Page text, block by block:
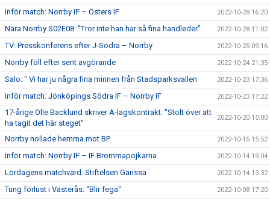
Inför match: Norrby IF – Östers IF 2022-10-28 16:20
Nära Norrby S02E08: "Tror inte han har så fina handleder" 2022-10-28 11:02
TV: Presskonferens efter J-Södra – Norrby 2022-10-25 09:16
Norrby föll efter sent avgörande 2022-10-24 21:35
Salo: " Vi har ju några fina minnen från Stadsparksvallen 2022-10-23 17:36
Inför match: Jönköpings Södra IF – Norrby IF 2022-10-23 17:22
17-årige Olle Backlund skriver A-lagskontrakt: "Stolt över att
ha tagit det här steget"
2022-10-20 15:00
Norrby nollade hemma mot BP 2022-10-15 15:52
Inför match: Norrby IF – IF Brommapojkarna 2022-10-14 19:04
Lördagens matchvärd: Stiftelsen Garissa 2022-10-14 13:32
Tung förlust i Västerås: "Blir fega" 2022-10-08 17:20